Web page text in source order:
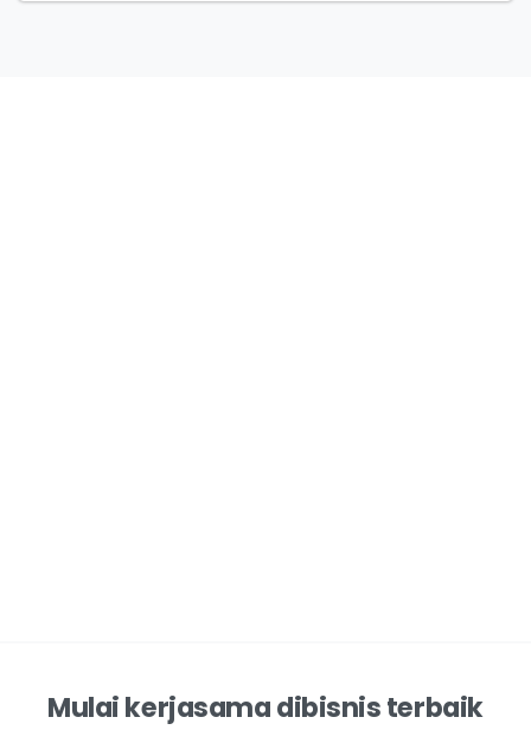
Mulai kerjasama dibisnis terbaik